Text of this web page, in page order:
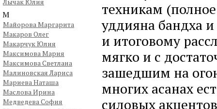
М
Майорова Маргарита
Макаров Олег
Макарчук Юлия
Максимова Мария
Максимова Светлана
Малиновская Лариса
Мариева Наташа
Маслова Ирина
Медведева София
техникам
уддияна бандха
и итоговому
мягко и с
зашедшим на
многих асанах
силовых